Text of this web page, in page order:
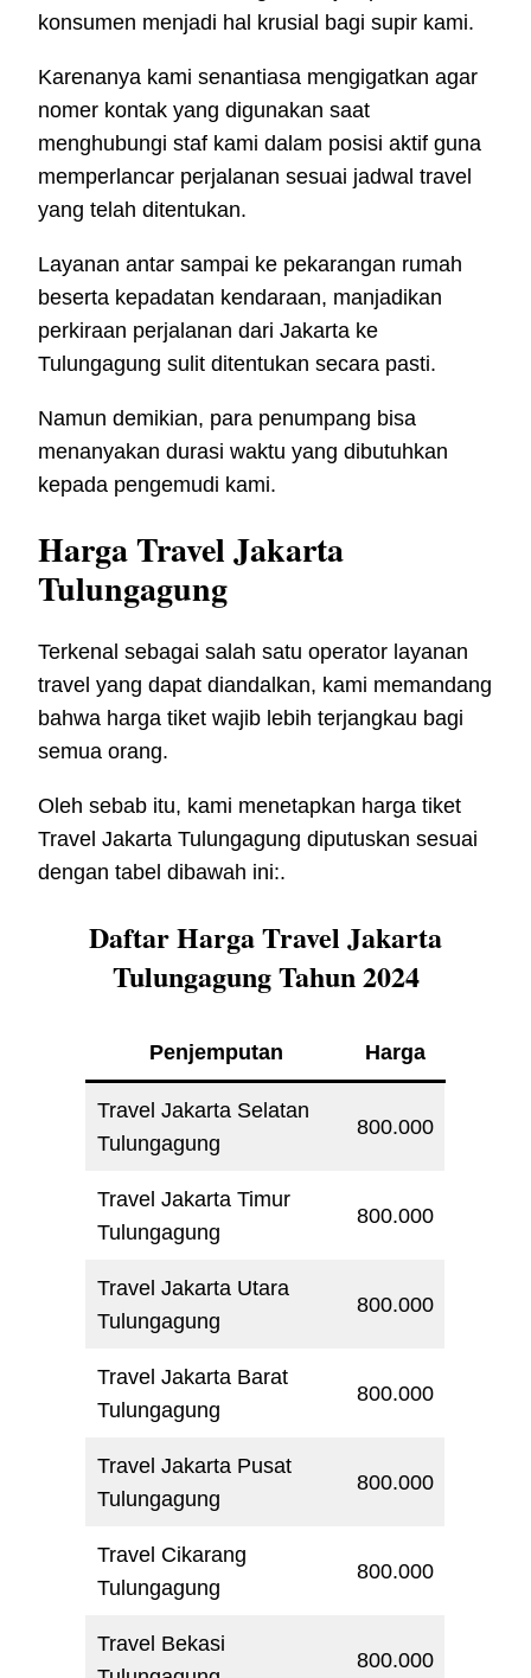
konsumen menjadi hal krusial bagi supir kami.
Karenanya kami senantiasa mengigatkan agar
nomer kontak yang digunakan saat
menghubungi staf kami dalam posisi aktif guna
memperlancar perjalanan sesuai jadwal travel
yang telah ditentukan.
Layanan antar sampai ke pekarangan rumah
beserta kepadatan kendaraan, manjadikan
perkiraan perjalanan dari Jakarta ke
Tulungagung sulit ditentukan secara pasti.
Namun demikian, para penumpang bisa
menanyakan durasi waktu yang dibutuhkan
kepada pengemudi kami.
Harga Travel Jakarta
Tulungagung
Terkenal sebagai salah satu operator layanan
travel yang dapat diandalkan, kami memandang
bahwa harga tiket wajib lebih terjangkau bagi
semua orang.
Oleh sebab itu, kami menetapkan harga tiket
Travel Jakarta Tulungagung diputuskan sesuai
dengan tabel dibawah ini:.
Daftar Harga Travel Jakarta
Tulungagung Tahun 2024
Penjemputan Harga
Travel Jakarta Selatan
Tulungagung
800.000
Travel Jakarta Timur
Tulungagung
800.000
Travel Jakarta Utara
Tulungagung
800.000
Travel Jakarta Barat
Tulungagung
800.000
Travel Jakarta Pusat
Tulungagung
800.000
Travel Cikarang
Tulungagung
800.000
Travel Bekasi
800.000